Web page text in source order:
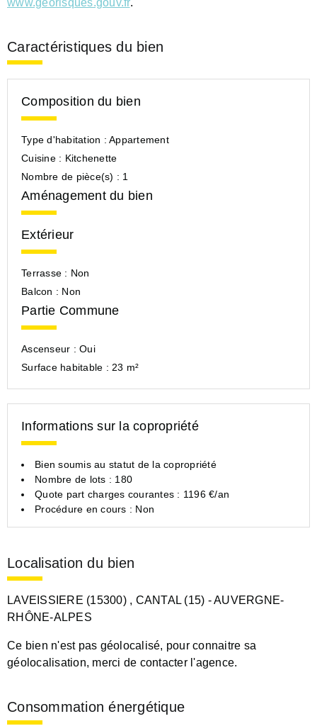
Caractéristiques du bien
Composition du bien
Type d'habitation : Appartement
Cuisine : Kitchenette
Nombre de pièce(s) : 1
Aménagement du bien
Extérieur
Terrasse : Non
Balcon : Non
Partie Commune
Ascenseur : Oui
Surface habitable : 23 m²
Informations sur la copropriété
Bien soumis au statut de la copropriété
Nombre de lots : 180
Quote part charges courantes : 1196 €/an
Procédure en cours : Non
Localisation du bien
LAVEISSIERE (15300) , CANTAL (15) - AUVERGNE-
RHÔNE-ALPES
Ce bien n'est pas géolocalisé, pour connaitre sa
géolocalisation, merci de contacter l'agence.
Consommation énergétique